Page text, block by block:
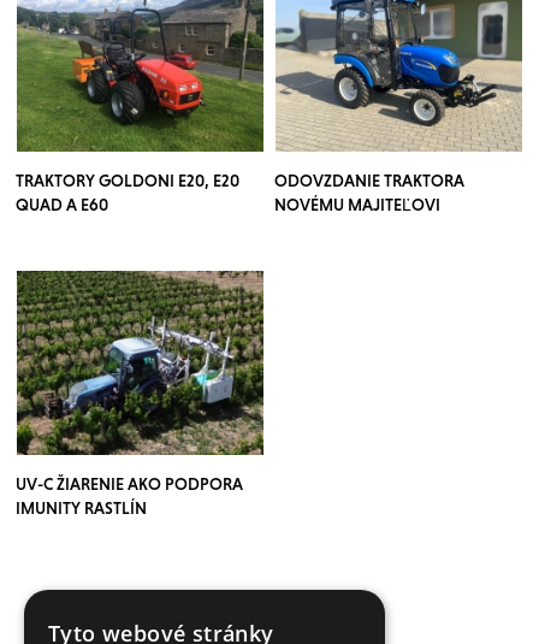
TRAKTORY GOLDONI E20, E20
QUAD A E60
ODOVZDANIE TRAKTORA
NOVÉMU MAJITEĽOVI
UV-C ŽIARENIE AKO PODPORA
IMUNITY RASTLÍN
VÍCE ČLÁNKŮ ZDE
Tyto webové stránky